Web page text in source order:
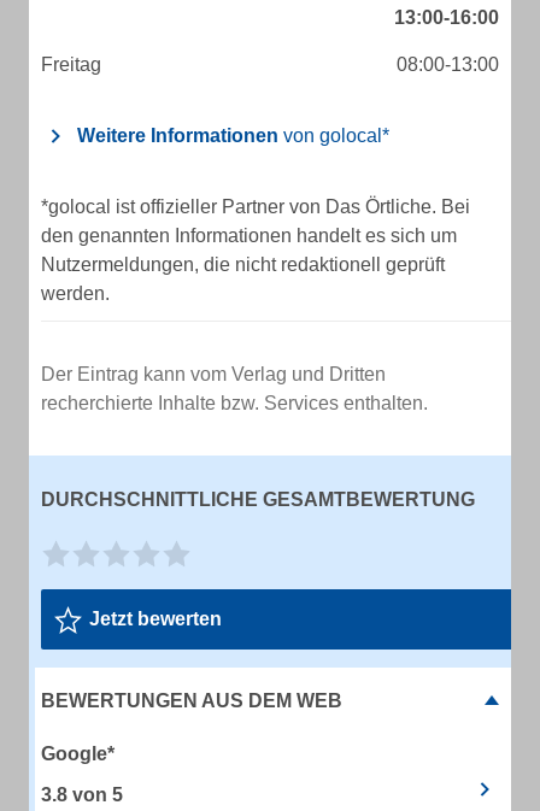
13:00-16:00
Freitag 08:00-13:00
Weitere Informationen von golocal*
*golocal ist offizieller Partner von Das Örtliche. Bei
den genannten Informationen handelt es sich um
Nutzermeldungen, die nicht redaktionell geprüft
werden.
Der Eintrag kann vom Verlag und Dritten
recherchierte Inhalte bzw. Services enthalten.
DURCHSCHNITTLICHE GESAMTBEWERTUNG
Jetzt bewerten
BEWERTUNGEN AUS DEM WEB
Google*
3.8 von 5